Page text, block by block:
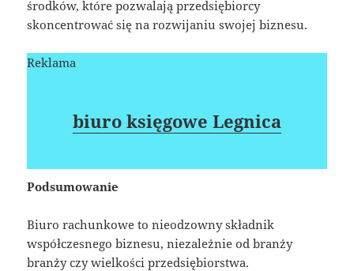
środków, które pozwalają przedsiębiorcy
skoncentrować się na rozwijaniu swojej biznesu.
Reklama
biuro księgowe Legnica
Podsumowanie
Biuro rachunkowe to nieodzowny składnik
współczesnego biznesu, niezależnie od branży
branży czy wielkości przedsiębiorstwa.